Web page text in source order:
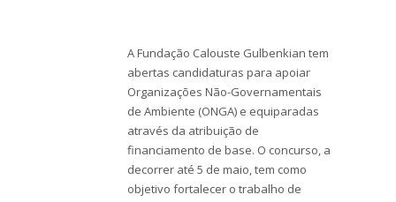
A Fundação Calouste Gulbenkian tem
abertas candidaturas para apoiar
Organizações Não-Governamentais
de Ambiente (ONGA) e equiparadas
através da atribuição de
financiamento de base. O concurso, a
decorrer até 5 de maio, tem como
objetivo fortalecer o trabalho de